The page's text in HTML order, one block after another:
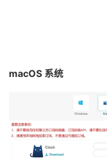
macOS 系统